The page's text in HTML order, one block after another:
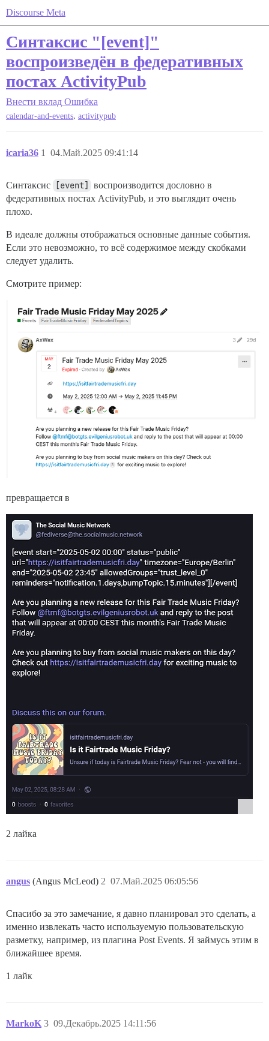
Discourse Meta
Синтаксис "[event]"
воспроизведён в федеративных
постах ActivityPub
Внести вклад Ошибка
calendar-and-events, activitypub
icaria36 04.Май.2025 09:41:14
1
Синтаксис [event]
воспроизводится дословно в
федеративных постах ActivityPub, и это выглядит очень
плохо.
В идеале должны отображаться основные данные события.
Если это невозможно, то всё содержимое между скобками
следует удалить.
Смотрите пример:
превращается в
2 лайка
angus (Angus McLeod) 07.Май.2025 06:05:56
2
Спасибо за это замечание, я давно планировал это сделать, а
именно извлекать часто используемую пользовательскую
разметку, например, из плагина Post Events. Я займусь этим в
ближайшее время.
1 лайк
MarkoK 09.Декабрь.2025 14:11:56
3